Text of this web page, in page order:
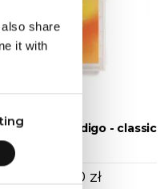
share
it with
górne Indigo - classic
39,00 zł